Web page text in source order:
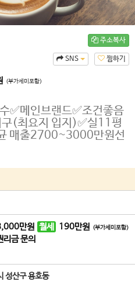
주소복사
찜하기
SNS
(부가세미포함)
✅️메인브랜드✅️조건좋음
(최요지 입지)✅️실11평
매출2700~3000만원선
만원 월세 190만원 (부가세미포함)
리금 문의
성산구 용호동